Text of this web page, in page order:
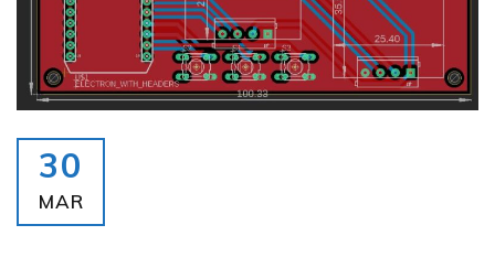
30
MAR